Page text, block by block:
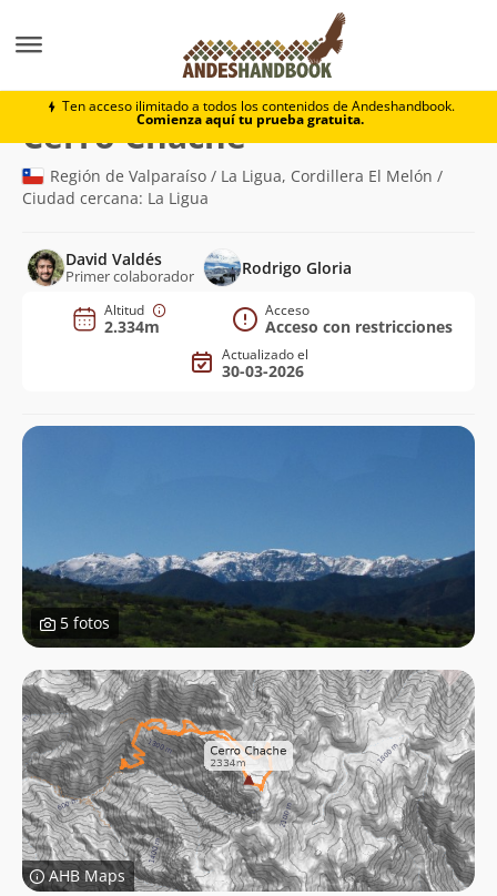
Ten acceso ilimitado a todos los contenidos de Andeshandbook.
Comienza aquí tu prueba gratuita.
Cerro Chache
Cerro Chache(2.334m)
Región de Valparaíso / La Ligua, Cordillera El Melón /
Ciudad cercana: La Ligua
David Valdés
Primer colaborador Rodrigo Gloria
Altitud
2.334m
Acceso
Acceso con restricciones
Actualizado el
30-03-2026
5 fotos
AHB Maps